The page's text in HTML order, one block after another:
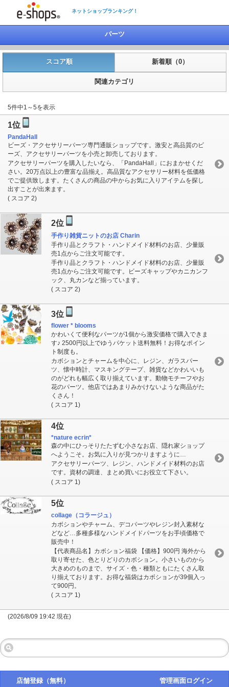
ネットショップランキング！
パーツ
スコア順 新着順（0）
関連カテゴリ
5件中1～5を表示
1位
PandaHall
ビーズ・アクセサリーパーツ専門通販ショップです。激安と高品質のビ
ーズ、アクセサリーパーツを小売と卸売しております。
アクセサリーパーツを購入したいなら、「PandaHall」におまかせくだ
さい。20万点以上の豊富な品揃え。高品質なアクセサリー材料を低価格
でご提供致します。たくさんの商品の中からお気に入りアイテムを探し
出すことが出来ます。
( スコア 2)
2位
手作り雑貨ニットのお店 Charin
手作り品とクラフト・ハンドメイド材料のお店、少量販
売1点からご注文可能です。
手作り品とクラフト・ハンドメイド材料のお店、少量販
売1点からご注文可能です。ビーズキャップやカニカンフ
ック、丸カンなど揃っています。
( スコア 2)
3位
flower * blooms
かわいくて便利なパーツが1個から激安価格で購入できま
す♪ 2500円以上でゆうパケット送料無料！お得なポイン
ト制度も。
カボションとチャームを中心に、レジン、ガラスパー
ツ、懐中時計、マスキングテープ、雑貨などかわいいも
のがどれも幅広く取り揃えています。動物モチーフやお
花のパーツ。他店ではあまりみかけないような商品がた
くさん！
( スコア 1)
4位
*nature ecrin*
森の中にひっそりたたずむ小さなお店、隠れ家ショップ
へようこそ。お気に入りが見つかりますように…
アクセサリーパーツ、レジン、ハンドメイド材料のお店
です。資材の調達、まとめ買いにお役立て下さい。
( スコア 1)
5位
collage（コラージュ）
カボションやチャーム、デコパーツやレジン封入素材な
どなど…多種多様なハンドメイドパーツをお手頃価格で
販売中！
【代表商品名】カボション福袋 【価格】900円 海外から
取り寄せた、色とりどりのカボション。小さいものから
大きめのものまで、サイズ・色・種類ともにたくさん取
り揃えております。お得な福袋はカボションが39個入っ
て900円。
( スコア 1)
(2026/8/09 19:42 現在)
店舗登録（無料） 管理画面ログイン